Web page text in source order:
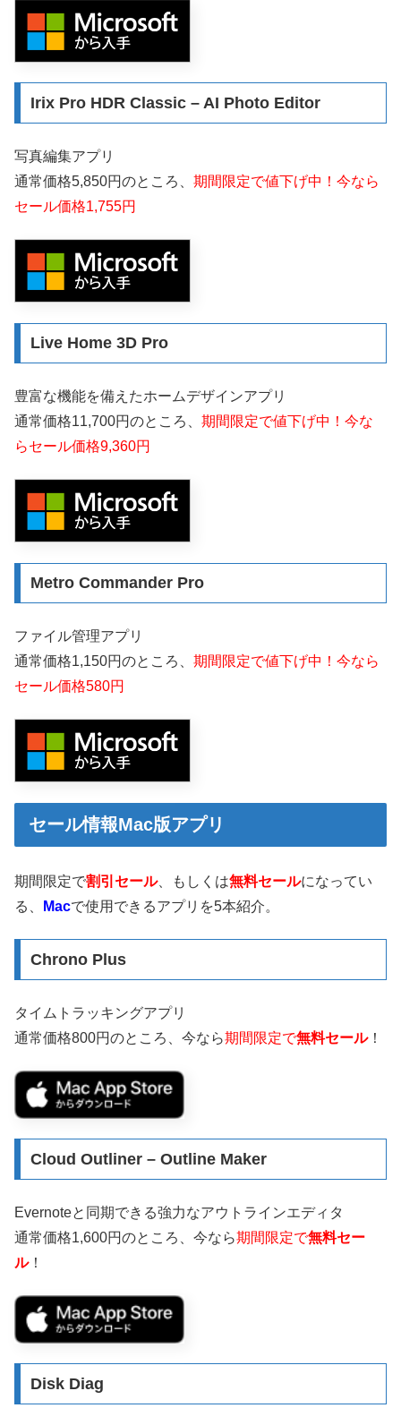
Irix Pro HDR Classic – AI Photo Editor
写真編集アプリ
通常価格5,850円のところ、 期間限定で値下げ中！今なら
セール価格1,755円
Live Home 3D Pro
豊富な機能を備えたホームデザインアプリ
通常価格11,700円のところ、 期間限定で値下げ中！今な
らセール価格9,360円
Metro Commander Pro
ファイル管理アプリ
通常価格1,150円のところ、 期間限定で値下げ中！今なら
セール価格580円
セール情報Mac版アプリ
期間限定で割引セール、もしくは無料セールになってい
る、
Macで使用できるアプリを5本紹介。
Chrono Plus
タイムトラッキングアプリ
通常価格800円のところ、今なら期間限定で無料セール！
Cloud Outliner – Outline Maker
Evernoteと同期できる強力なアウトラインエディタ
通常価格1,600円のところ、今なら期間限定で無料セー
ル！
Disk Diag